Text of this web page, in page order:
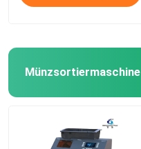
Münzsortiermaschine